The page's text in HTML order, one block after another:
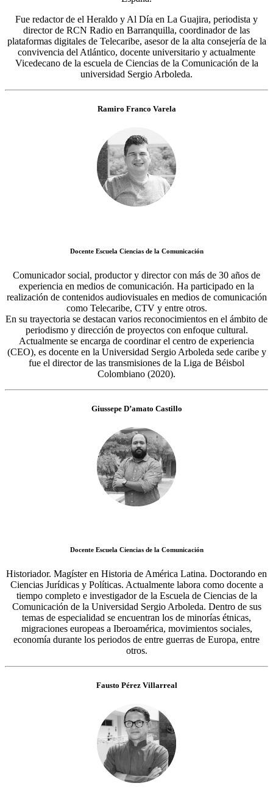
Fue redactor de el Heraldo y Al Día en La Guajira, periodista y
director de RCN Radio en Barranquilla, coordinador de las
plataformas digitales de Telecaribe, asesor de la alta consejería de la
convivencia del Atlántico, docente universitario y actualmente
Vicedecano de la escuela de Ciencias de la Comunicación de la
universidad Sergio Arboleda.
Ramiro Franco Varela
Docente Escuela Ciencias de la Comunicación
Comunicador social, productor y director con más de 30 años de
experiencia en medios de comunicación. Ha participado en la
realización de contenidos audiovisuales en medios de comunicación
como Telecaribe, CTV y entre otros.
En su trayectoria se destacan varios reconocimientos en el ámbito de
periodismo y dirección de proyectos con enfoque cultural.
Actualmente se encarga de coordinar el centro de experiencia
(CEO), es docente en la Universidad Sergio Arboleda sede caribe y
fue el director de las transmisiones de la Liga de Béisbol
Colombiano (2020).
Giussepe D’amato Castillo
Docente Escuela Ciencias de la Comunicación
Historiador. Magíster en Historia de América Latina. Doctorando en
Ciencias Jurídicas y Políticas. Actualmente labora como docente a
tiempo completo e investigador de la Escuela de Ciencias de la
Comunicación de la Universidad Sergio Arboleda. Dentro de sus
temas de especialidad se encuentran los de minorías étnicas,
migraciones europeas a Iberoamérica, movimientos sociales,
economía durante los periodos de entre guerras de Europa, entre
otros.
Fausto Pérez Villarreal